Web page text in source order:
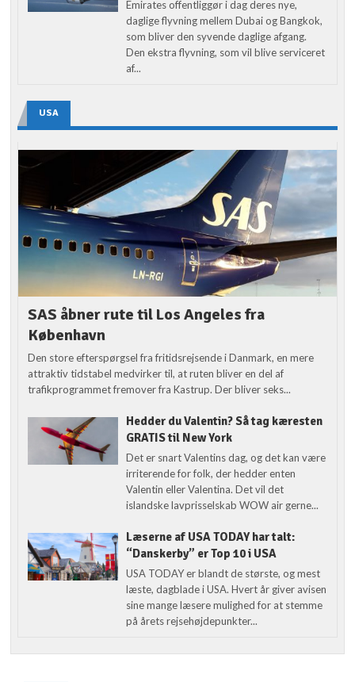
Emirates offentliggør i dag deres nye,
daglige flyvning mellem Dubai og Bangkok,
som bliver den syvende daglige afgang.
Den ekstra flyvning, som vil blive serviceret
af...
USA
SAS åbner rute til Los Angeles fra
København
Den store efterspørgsel fra fritidsrejsende i Danmark, en mere
attraktiv tidstabel medvirker til, at ruten bliver en del af
trafikprogrammet fremover fra Kastrup. Der bliver seks...
Hedder du Valentin? Så tag kæresten
GRATIS til New York
Det er snart Valentins dag, og det kan være
irriterende for folk, der hedder enten
Valentin eller Valentina. Det vil det
islandske lavprisselskab WOW air gerne...
Læserne af USA TODAY har talt:
“Danskerby” er Top 10 i USA
USA TODAY er blandt de største, og mest
læste, dagblade i USA. Hvert år giver avisen
sine mange læsere mulighed for at stemme
på årets rejsehøjdepunkter...